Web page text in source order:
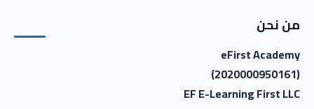
من نحن
eFirst Academy
EF E-Learning First LLC